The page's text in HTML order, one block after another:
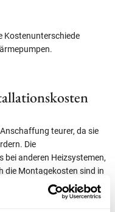
Kostenunterschiede
teurer, da sie
Die
anderen Heizsystemen,
die Montagekosten sind in
des Budgets führt.